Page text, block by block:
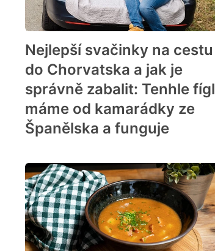
Nejlepší svačinky na cestu
do Chorvatska a jak je
správně zabalit: Tenhle fígl
máme od kamarádky ze
Španělska a funguje